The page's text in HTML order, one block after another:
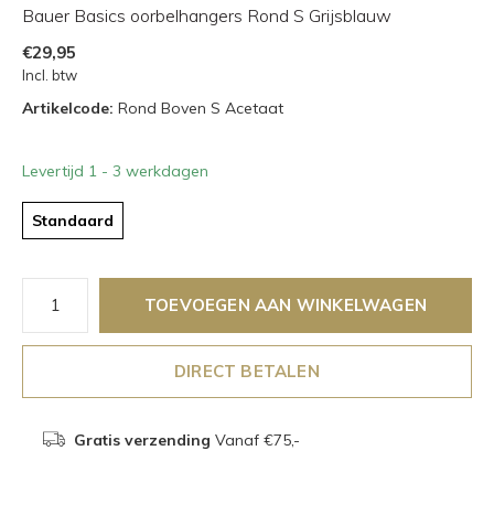
Bauer Basics oorbelhangers Rond S Grijsblauw
€29,95
Incl. btw
Artikelcode: Rond Boven S Acetaat
Levertijd 1 - 3 werkdagen
Standaard
TOEVOEGEN AAN WINKELWAGEN
DIRECT BETALEN
Gratis verzending Vanaf €75,-